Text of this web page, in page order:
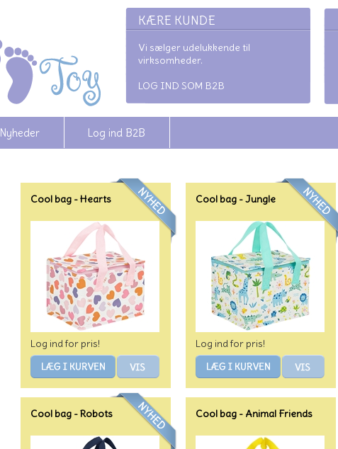
KÆRE KUNDE
Vi sælger udelukkende til
virksomheder.
LOG IND SOM B2B
Nyheder Log ind B2B
Cool bag - Hearts
Log ind for pris!
Cool bag - Jungle
Log ind for pris!
Cool bag - Robots Cool bag - Animal Friends